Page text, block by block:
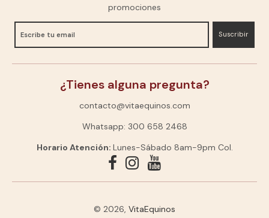
promociones
Suscribir
¿Tienes alguna pregunta?
contacto@vitaequinos.com
Whatsapp: 300 658 2468
Horario Atención: Lunes-Sábado 8am-9pm Col.
© 2026, VitaEquinos